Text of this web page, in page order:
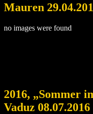
Mauren
no images were found
2016, „Sommer
Vaduz 08.07.2016